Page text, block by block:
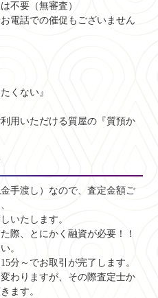
不要（無審査）
電話での催促もございません
くない』
用いただける質屋の『質預か
手渡し）なので、査定金額ご
いたします。
際、とにかく融資が必要！！
。
分～でお取引が完了します。
わりますが、その際査定士か
ます。